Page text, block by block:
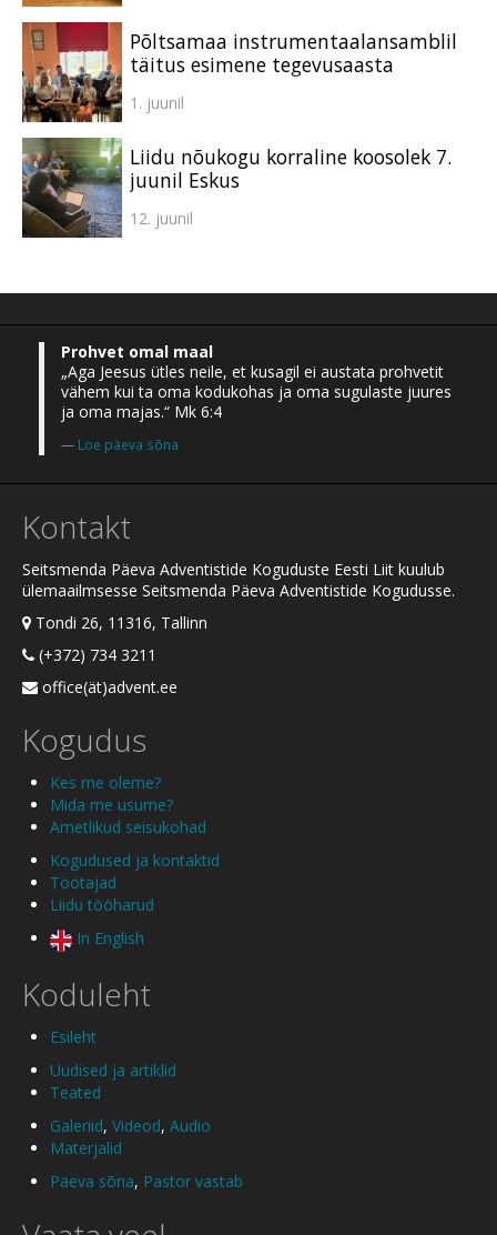
Põltsamaa instrumentaalansamblil
täitus esimene tegevusaasta
1. juunil
Liidu nõukogu korraline koosolek 7.
juunil Eskus
12. juunil
Prohvet omal maal
„Aga Jeesus ütles neile, et kusagil ei austata prohvetit
vähem kui ta oma kodukohas ja oma sugulaste juures
ja oma majas.“ Mk 6:4
Loe päeva sõna
Kontakt
Seitsmenda Päeva Adventistide Koguduste Eesti Liit kuulub
ülemaailmsesse Seitsmenda Päeva Adventistide Kogudusse.
Tondi 26, 11316, Tallinn
(+372) 734 3211
office(ät)advent.ee
Kogudus
Kes me oleme?
Mida me usume?
Ametlikud seisukohad
Kogudused ja kontaktid
Töötajad
Liidu tööharud
In English
Koduleht
Esileht
Uudised ja artiklid
Teated
Galeriid, Videod, Audio
Materjalid
Päeva sõna, Pastor vastab